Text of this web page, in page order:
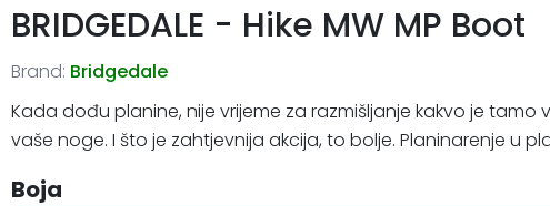
BRIDGEDALE - Hike MW MP Boot
Brand: Bridgedale
Kada dođu planine, nije vrijeme za razmišljanje kakvo je
vaše noge. I što je zahtjevnija akcija, to bolje. Planinarenje u
Boja